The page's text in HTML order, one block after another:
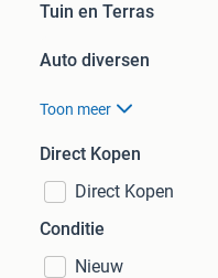
Tuin en Terras
Auto diversen
Toon meer
Direct Kopen
Direct Kopen
Conditie
Nieuw